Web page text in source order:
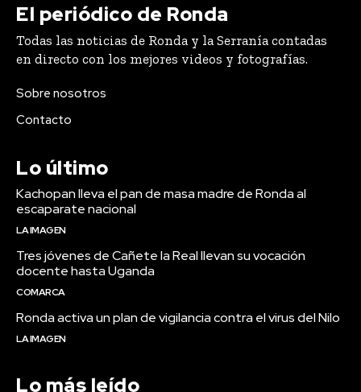
El periódico de Ronda
Todas las noticias de Ronda y la Serranía contadas
en directo con los mejores videos y fotografías.
Sobre nosotros
Contacto
Lo último
Kachopan lleva el pan de masa madre de Ronda al
escaparate nacional
LA IMAGEN
Tres jóvenes de Cañete la Real llevan su vocación
docente hasta Uganda
COMARCA
Ronda activa un plan de vigilancia contra el virus del Nilo
LA IMAGEN
Lo más leído